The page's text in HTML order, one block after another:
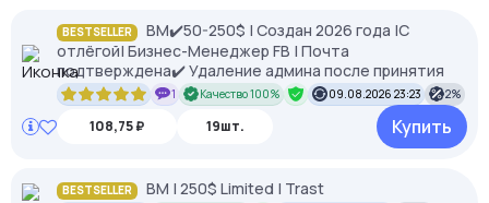
BESTSELLER
BM✔️50-250$ | Создан 2026 года |С
отлёгой| Бизнес-Менеджер FB | Почта
подтверждена✔️ Удаление админа после принятия
1 Качество 100% 09.08.2026 23:23 2%
108,75 ₽ 19шт. Купить
BESTSELLER BM | 250$ Limited | Trast